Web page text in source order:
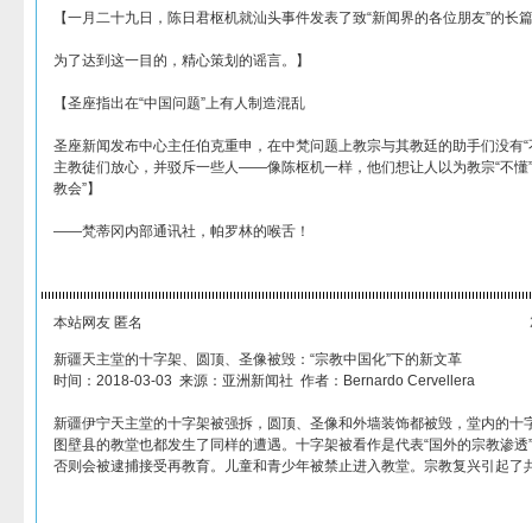
【一月二十九日，陈日君枢机就汕头事件发表了致“新闻界的各位朋友”的长
为了达到这一目的，精心策划的谣言。】
【圣座指出在“中国问题”上有人制造混乱
圣座新闻发布中心主任伯克重申，在中梵问题上教宗与其教廷的助手们没有
主教徒们放心，并驳斥一些人——像陈枢机一样，他们想让人以为教宗“不懂
教会”】
——梵蒂冈内部通讯社，帕罗林的喉舌！
本站网友 匿名
新疆天主堂的十字架、圆顶、圣像被毁：“宗教中国化”下的新文革
时间：2018-03-03 来源：亚洲新闻社 作者：Bernardo Cervellera
新疆伊宁天主堂的十字架被强拆，圆顶、圣像和外墙装饰都被毁，堂内的十
图壁县的教堂也都发生了同样的遭遇。十字架被看作是代表“国外的宗教渗
否则会被逮捕接受再教育。儿童和青少年被禁止进入教堂。宗教复兴引起了